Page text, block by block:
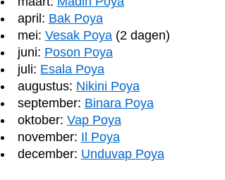
april: Bak Poya
mei: Vesak Poya(2 dagen)
juni: Poson Poya
juli: Esala Poya
augustus: Nikini Poya
september: Binara Poya
oktober: Vap Poya
november: Il Poya
december: Unduvap Poya